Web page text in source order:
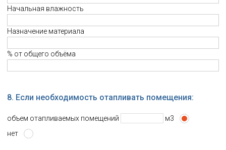
Начальная влажность
Назначение материала
% от общего объёма
8. Если необходимость отапливать помещения:
объем отапливаемых помещений
м3
нет